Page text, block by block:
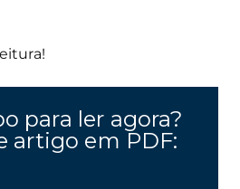
para ler agora?
artigo em PDF: